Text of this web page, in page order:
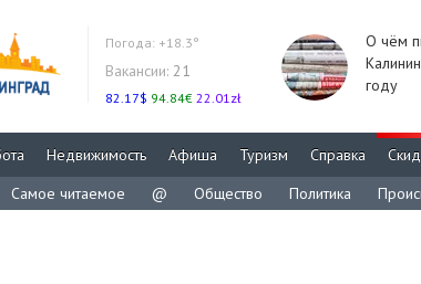
Погода: +18.3°
Вакансии: 21
82.17$ 94.84€ 22.01zł
О чём
году
Недвижимость Афиша Туризм Справка
Самое читаемое @ Общество Политика